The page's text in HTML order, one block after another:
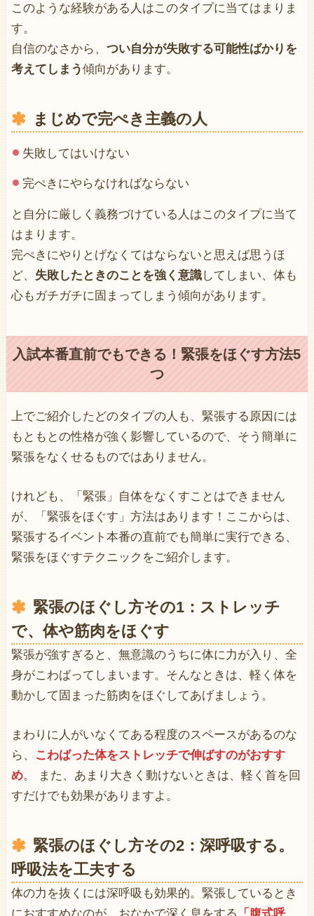
このような経験がある人はこのタイプに当てはまりま
す。
自信のなさから、 つい自分が失敗する可能性ばかりを
考えてしまう傾向があります。
まじめで完ぺき主義の人
失敗してはいけない
完ぺきにやらなければならない
と自分に厳しく義務づけている人はこのタイプに当て
はまります。
完ぺきにやりとげなくてはならないと思えば思うほ
ど、 失敗したときのことを強く意識してしまい、体も
心もガチガチに固まってしまう傾向があります。
入試本番直前でもできる！緊張をほぐす方法5
つ
上でご紹介したどのタイプの人も、緊張する原因には
もともとの性格が強く影響しているので、そう簡単に
緊張をなくせるものではありません。
けれども、「緊張」自体をなくすことはできません
が、「緊張をほぐす」方法はあります！ここからは、
緊張するイベント本番の直前でも簡単に実行できる、
緊張をほぐすテクニックをご紹介します。
緊張のほぐし方その1：ストレッチ
で、体や筋肉をほぐす
緊張が強すぎると、無意識のうちに体に力が入り、全
身がこわばってしまいます。そんなときは、軽く体を
動かして固まった筋肉をほぐしてあげましょう。
まわりに人がいなくてある程度のスペースがあるのな
ら、
こわばった体をストレッチで伸ばすのがおすす
め。 また、あまり大きく動けないときは、軽く首を回
すだけでも効果がありますよ。
緊張のほぐし方その2：深呼吸する。
呼吸法を工夫する
体の力を抜くには深呼吸も効果的。緊張しているとき